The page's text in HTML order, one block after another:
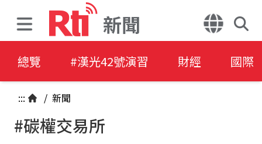
新聞
總覽 #漢光42號演習 財經 國際
::: / 新聞
#碳權交易所